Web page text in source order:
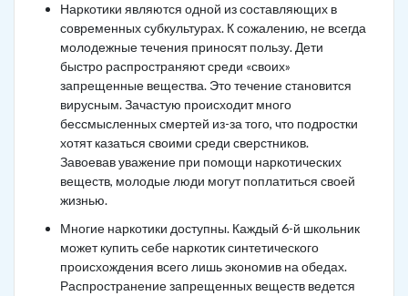
Наркотики являются одной из составляющих в
современных субкультурах. К сожалению, не всегда
молодежные течения приносят пользу. Дети
быстро распространяют среди «своих»
запрещенные вещества. Это течение становится
вирусным. Зачастую происходит много
бессмысленных смертей из-за того, что подростки
хотят казаться своими среди сверстников.
Завоевав уважение при помощи наркотических
веществ, молодые люди могут поплатиться своей
жизнью.
Многие наркотики доступны. Каждый 6-й школьник
может купить себе наркотик синтетического
происхождения всего лишь экономив на обедах.
Распространение запрещенных веществ ведется